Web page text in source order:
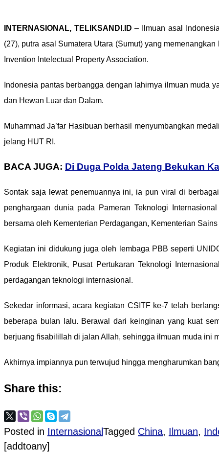
INTERNASIONAL, TELIKSANDI.ID– Ilmuan asal
(27), putra asal Sumatera Utara (Sumut) yang
Invention Intelectual Property Association.
Indonesia pantas berbangga dengan lahirnya ilmuan muda
dan Hewan Luar dan Dalam.
Muhammad Ja’far Hasibuan berhasil menyumbangkan
jelang HUT RI.
BACA JUGA: Di Duga Polda Jateng Bekukan
Sontak saja lewat penemuannya ini, ia pun viral di
penghargaan dunia pada Pameran Teknologi
bersama oleh Kementerian Perdagangan, Kementerian
Kegiatan ini didukung juga oleh lembaga PBB seperti
Produk Elektronik, Pusat Pertukaran Teknologi
perdagangan teknologi internasional.
Sekedar informasi, acara kegiatan CSITF ke-7 telah
beberapa bulan lalu. Berawal dari keinginan yang kuat
berjuang fisabilillah di jalan Allah, sehingga ilmuan muda ini
Akhirnya impiannya pun terwujud hingga mengharumkan
Share this:
Posted in InternasionalTagged China, Ilmuan,
[addtoany]